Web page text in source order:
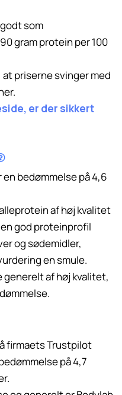
som
gram protein per 100
priserne svinger med
er der sikkert
en bedømmelse på 4,6
af høj kvalitet
god proteinprofil
og sødemidler,
en smule.
af høj kvalitet,
firmaets Trustpilot
på 4,7